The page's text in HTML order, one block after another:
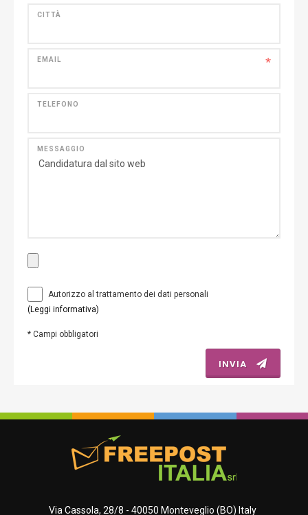
CITTÀ
*
EMAIL
TELEFONO
MESSAGGIO
Autorizzo al trattamento dei dati personali
(Leggi informativa)
* Campi obbligatori
INVIA
Via Cassola, 28/8 - 40050 Monteveglio (BO) Italy